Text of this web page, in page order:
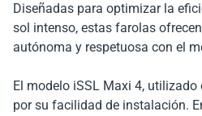
Diseñadas para optimizar la
sol intenso, estas farolas
autónoma y respetuosa con el
El modelo iSSL Maxi 4, utilizado
por su facilidad de instalación.